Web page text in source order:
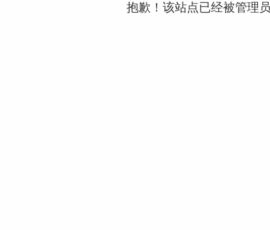
抱歉！该站点已经被管理